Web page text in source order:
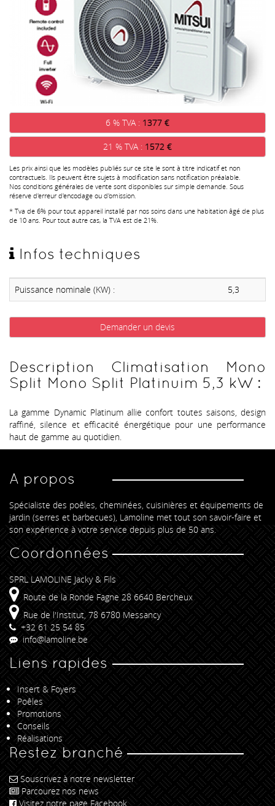
6 % TVA : 1377 €
21 % TVA : 1572 €
Les prix ainsi que les modèles publiés sur ce site le sont à titre indicatif et non
contractuels. Ils peuvent être sujets à modification sans notification préalable.
Nos conditions générales de vente sont disponibles sur simple demande. Sous
réserve d'erreur d'encodage ou d'omission.
* Tva de 6% pour tout appareil installé par nos soins dans une habitation âgé de plus
de 10 ans. Pour tout autre cas, la TVA est de 21%.
Infos techniques
Puissance nominale (KW) : 5,3
Demander un devis
Description Climatisation Mono
Split Mono Split Platinuim 5,3 kW :
La gamme Dynamic Platinum allie confort toutes saisons, design
raffiné, silence et efficacité énergétique pour une performance
haut de gamme au quotidien.
A propos
Spécialiste des poêles, cheminées, cuisinières et équipements de
jardin (serres et barbecues), Lamoline met tout son savoir-faire et
son expérience à votre service depuis plus de 50 ans.
Coordonnées
SPRL LAMOLINE Jacky & Fils
Route de la Ronde Fagne 28 6640 Bercheux
Rue de l'Institut, 78 6780 Messancy
+32 61 25 54 85
info@lamoline.be
Liens rapides
Insert & Foyers
Poêles
Promotions
Conseils
Réalisations
Restez branché
Souscrivez à notre newsletter
Parcourez nos news
Visitez notre page Facebook